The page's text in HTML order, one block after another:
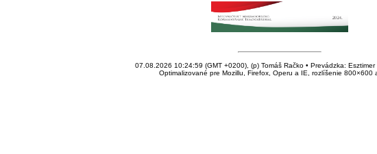
07.08.2026 10:24:59 (GMT +0200), (p) Tomáš Račko • Prevádzka: Esztimer
Optimalizované pre Mozillu, Firefox, Operu a IE, rozlíšenie 800×600